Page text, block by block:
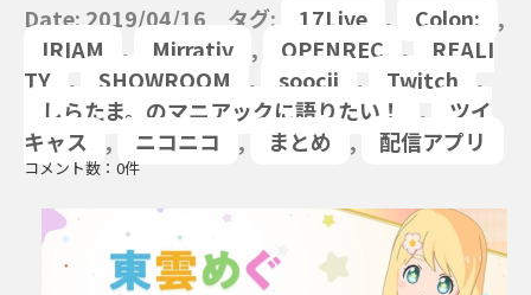
Date: 2019/04/16 タグ: 17Live , Colon:
,
IRIAM
, Mirrativ , OPENREC ,
REALI
TY
, SHOWROOM , soocii , Twitch
,
しらたま。のマニアックに語りたい！
,
ツイ
キャス
, ニコニコ , まとめ , 配信アプリ
コメント数：0件